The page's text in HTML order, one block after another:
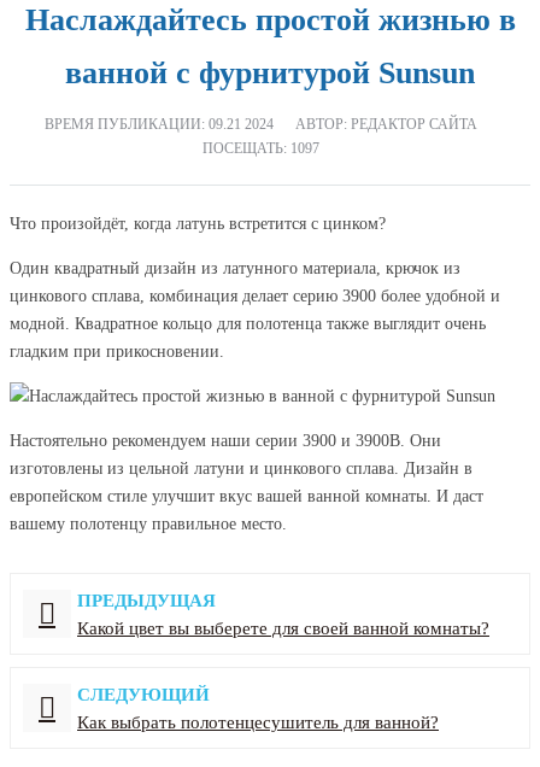
Наслаждайтесь простой жизнью в
ванной с фурнитурой Sunsun
ВРЕМЯ ПУБЛИКАЦИИ: 09.21 2024
АВТОР: РЕДАКТОР САЙТА
ПОСЕЩАТЬ: 1097
Что произойдёт, когда латунь встретится с цинком?
Один квадратный дизайн из латунного материала, крючок из
цинкового сплава, комбинация делает серию 3900 более удобной и
модной. Квадратное кольцо для полотенца также выглядит очень
гладким при прикосновении.
Настоятельно рекомендуем наши серии 3900 и 3900B. Они
изготовлены из цельной латуни и цинкового сплава. Дизайн в
европейском стиле улучшит вкус вашей ванной комнаты. И даст
вашему полотенцу правильное место.
ПРЕДЫДУЩАЯ
Какой цвет вы выберете для своей ванной комнаты?
СЛЕДУЮЩИЙ
Как выбрать полотенцесушитель для ванной?